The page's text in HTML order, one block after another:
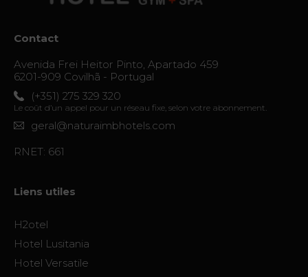
Le frisson
Galerie
Vouchers
Contact
Infos
Visite
virtuelle
Contact
Avenida Frei Heitor Pinto, Apartado 459
6201-909 Covilhã - Portugal
(+351) 275 329 320
Le coût d’un appel pour un réseau fixe, selon votre abonnement.
geral@naturaimbhotels.com
RNET: 661
Liens utiles
H2otel
Hotel Lusitania
Hotel Versatile